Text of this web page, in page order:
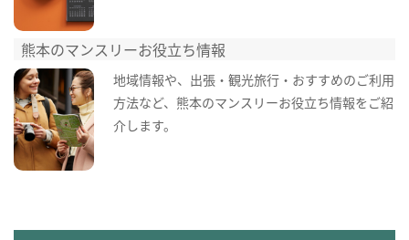
熊本のマンスリーお役立ち情報
地域情報や、出張・観光旅行・おすすめのご利用
方法など、熊本のマンスリーお役立ち情報をご紹
介します。